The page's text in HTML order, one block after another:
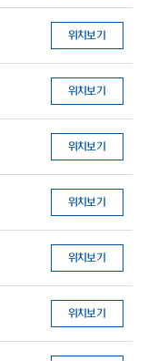
위치보기
위치보기
위치보기
위치보기
위치보기
위치보기